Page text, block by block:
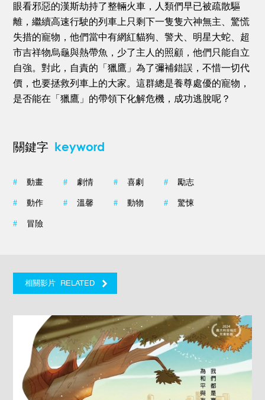
眼看邪惡的漢斯劫持了整輛火車，人類們早已被疏散驅
離，繼續高速行駛的列車上只剩下一隻隻六神無主、驚慌
失措的寵物，他們當中有網紅貓狗、警犬、明星大蛇、超
市吉祥物烏龜與熱帶魚，少了主人的照顧，他們只能自立
自強。對此，自責的「獵鷹」為了彌補錯誤，不惜一切代
價，也要拯救列車上的大家。這群總是養尊處優的寵物，
是否能在「獵鷹」的帶領下化解危機，成功逃脫呢？
關鍵字 keyword
# 動畫 # 劇情 # 喜劇 # 勵志
# 動作 # 溫馨 # 動物 # 驚悚
# 冒險
相關影片 RELATED